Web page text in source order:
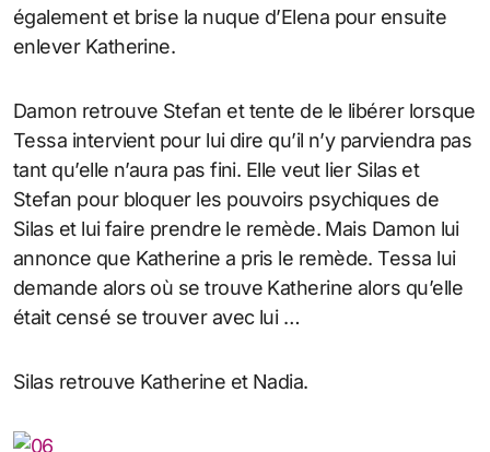
également et brise la nuque d’Elena pour ensuite
enlever Katherine.
Damon retrouve Stefan et tente de le libérer lorsque
Tessa intervient pour lui dire qu’il n’y parviendra pas
tant qu’elle n’aura pas fini. Elle veut lier Silas et
Stefan pour bloquer les pouvoirs psychiques de
Silas et lui faire prendre le remède. Mais Damon lui
annonce que Katherine a pris le remède. Tessa lui
demande alors où se trouve Katherine alors qu’elle
était censé se trouver avec lui …
Silas retrouve Katherine et Nadia.